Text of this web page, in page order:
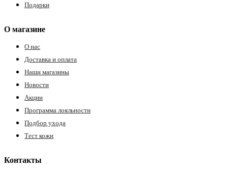
Подарки
О магазине
О нас
Доставка и оплата
Наши магазины
Новости
Акции
Программа лояльности
Подбор ухода
Тест кожи
Контакты